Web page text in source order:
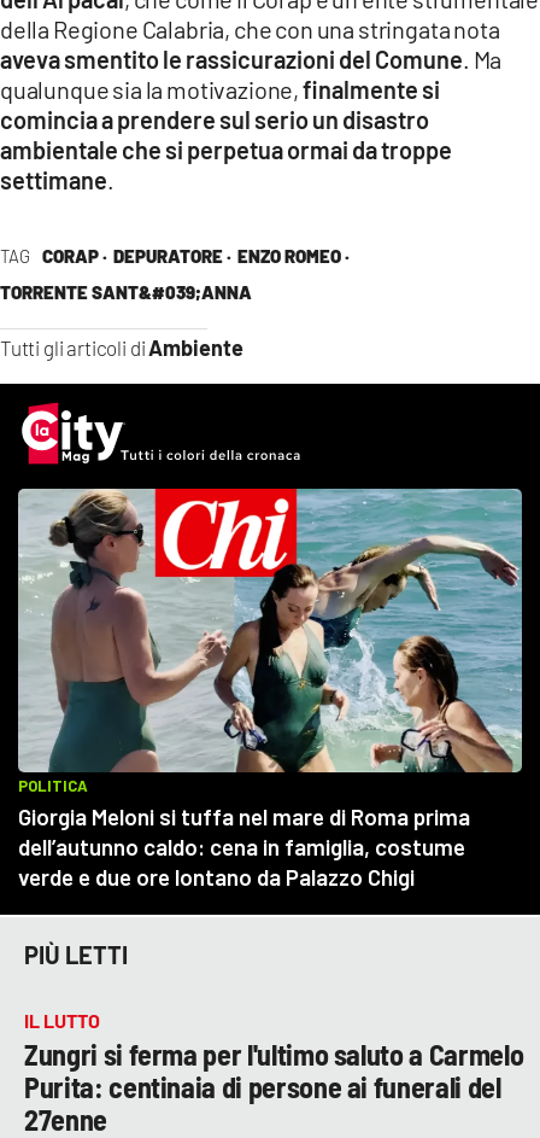
TAG CORAP · DEPURATORE · ENZO ROMEO ·
TORRENTE SANT&#039;ANNA
Tutti gli articoli diAmbiente
della Regione Calabria, che con una stringata nota
aveva smentito le rassicurazioni del Comune . Ma
qualunque sia la motivazione,finalmente si
comincia a prendere sul serio un disastro
ambientale che si perpetua ormai da troppe
settimane
PIÙ LETTI
IL LUTTO
Zungri si ferma per l'ultimo saluto a Carmelo
Purita: centinaia di persone ai funerali del
27enne